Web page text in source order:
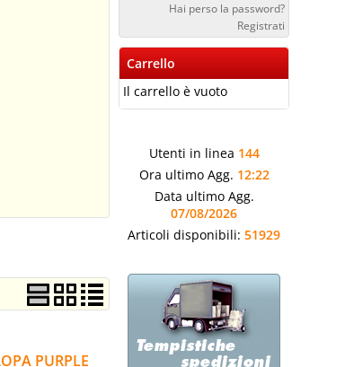
PURPLE
Hai perso la password?
Registrati
Carrello
Il carrello è vuoto
Utenti in linea 144
Ora ultimo Agg. 12:22
Data ultimo Agg.
07/08/2026
Articoli disponibili: 51929